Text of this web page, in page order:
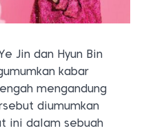
Jin dan Hyun Bin
kabar
mengandung
diumumkan
ini dalam sebuah